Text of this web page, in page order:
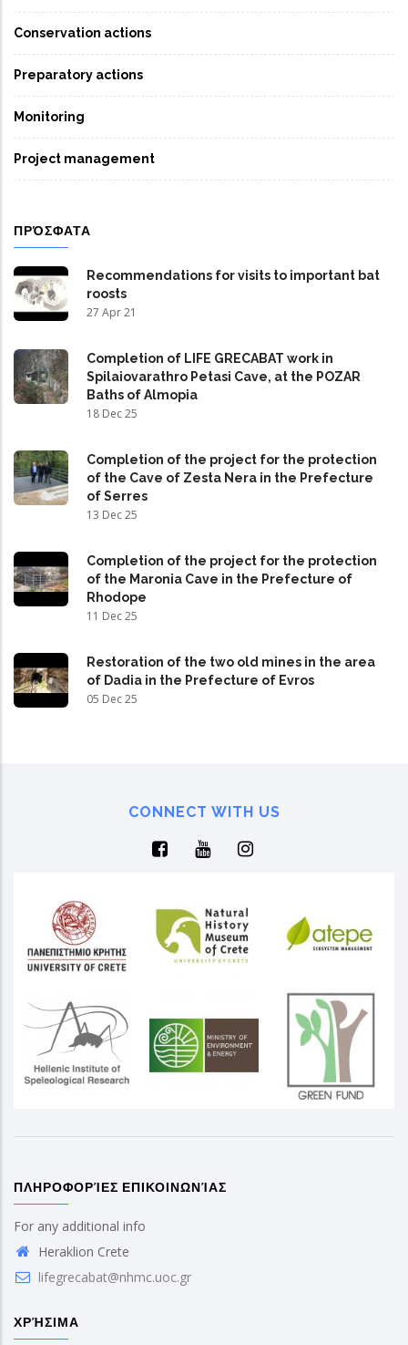
Conservation actions
Preparatory actions
Monitoring
Project management
ΠΡΌΣΦΑΤΑ
Recommendations for visits to important bat
roosts
27 Apr 21
Completion of LIFE GRECABAT work in
Spilaiovarathro Petasi Cave, at the POZAR
Baths of Almopia
18 Dec 25
Completion of the project for the protection
of the Cave of Zesta Nera in the Prefecture
of Serres
13 Dec 25
Completion of the project for the protection
of the Maronia Cave in the Prefecture of
Rhodope
11 Dec 25
Restoration of the two old mines in the area
of Dadia in the Prefecture of Evros
05 Dec 25
CONNECT WITH US
ΠΛΗΡΟΦΟΡΊΕΣ ΕΠΙΚΟΙΝΩΝΊΑΣ
For any additional info
Heraklion Crete
lifegrecabat@nhmc.uoc.gr
ΧΡΉΣΙΜΑ